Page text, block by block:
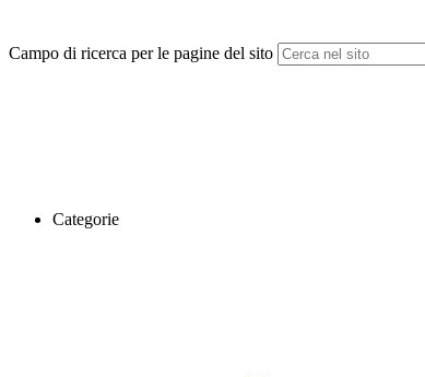
Campo di ricerca per le pagine del sito
Categorie